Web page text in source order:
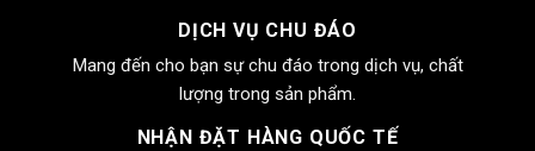
DỊCH VỤ CHU ĐÁO
Mang đến cho bạn sự chu đáo trong dịch vụ, chất
lượng trong sản phẩm.
NHẬN ĐẶT HÀNG QUỐC TẾ